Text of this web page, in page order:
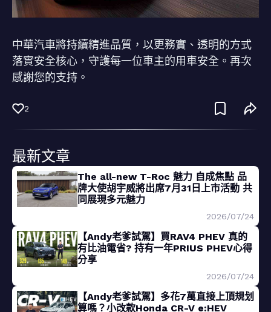
中華汽車將持續精進品質，以更務實、透明的方式
落實安全核心，守護每一位車主的用車安全。再次
感謝您的支持。
2
最新文章
The all-new T-Roc 魅力 自成焦點 品
牌大使胡宇威將出席7月31日上市活動 共
同展現多元魅力
2026/07/24
【Andy老爹試駕】買RAV4 PHEV 真的
有比油電省? 持有一年PRIUS PHEV心得
分享
2026/07/24
【Andy老爹試駕】多花7萬直接上頂規划
算嗎？小改款Honda CR-V e:HEV